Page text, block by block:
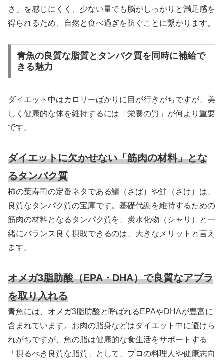
さ」を感じにくく、少ない量でも脳がしっかりと満足感を
得られるため、自然と食べ過ぎを防ぐことに繋がります。
青魚の良質な脂質とタンパク質を同時に補給で
きる魅力
ダイエット中はカロリーばかりに目が行きがちですが、美
しく健康的な体を維持するには「栄養の質」が何より重要
です。
ダイエットに欠かせない「筋肉の材料」とな
るタンパク質
柿の葉寿司の定番ネタである鯖（さば）や鮭（さけ）は、
良質なタンパク質の宝庫です。基礎代謝を維持するための
筋肉の材料となるタンパク質を、炭水化物（シャリ）と一
緒にバランス良く摂取できるのは、大きなメリットと言え
ます。
オメガ3脂肪酸（EPA・DHA）で良質なアブラ
を取り入れる
青魚には、オメガ3脂肪酸と呼ばれるEPAやDHAが豊富に
含まれています。お肉の脂身などはダイエット中に避けら
れがちですが、魚の脂は健康的な食生活をサポートする
「摂るべき良質な脂質」として、プロの料理人や健康志向